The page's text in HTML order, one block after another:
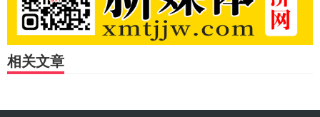
相关文章